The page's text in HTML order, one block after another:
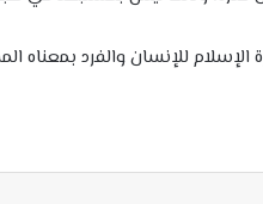
للإنسان والفرد